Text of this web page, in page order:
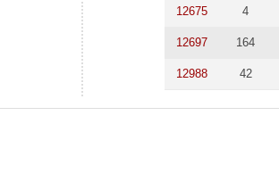
12675 4
12697 164
12988 42